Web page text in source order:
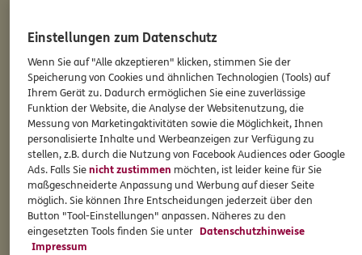
Bei derBaumbestattungwird eine biologisch abbaubare
Urne am Fuß eines Baumes beigesetzt. Baumbestattungen
können auf dem Gelände eines Friedhofs oder in einem
Bestattungswald erfolgen, z. B. in einem FriedWald® oder
einem RuheForst® – mit Kostenab 2.000 €diegünstigste
Bestattungsart. Es fallen zudemkeine Dauerkostender
Grabpflege an. Weitere Informationen imRatgeber
Baumbestattung.
Einstellungen zum Datenschutz
Wenn Sie auf "Alle akzeptieren" klicken, stimmen Sie der
Speicherung von Cookies und ähnlichen Technologien (Tools) auf
Ihrem Gerät zu. Dadurch ermöglichen Sie eine zuverlässige
Funktion der Website, die Analyse der Websitenutzung, die
Messung von Marketingaktivitäten sowie die Möglichkeit, Ihnen
personalisierte Inhalte und Werbeanzeigen zur Verfügung zu
stellen, z.B. durch die Nutzung von Facebook Audiences oder Google
Ads. Falls Sienicht zustimmen möchten, ist leider keine für Sie
maßgeschneiderte Anpassung und Werbung auf dieser Seite
möglich. Sie können Ihre Entscheidungen jederzeit über den
Button "Tool-Einstellungen" anpassen. Näheres zu den
eingesetzten Tools finden Sie unter Datenschutzhinweise
Impressum